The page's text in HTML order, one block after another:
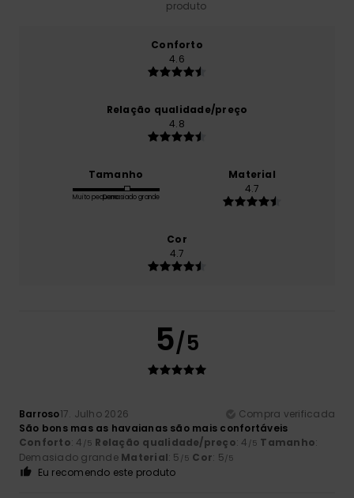
produto
Conforto
4.6
Relação qualidade/preço
4.8
Tamanho
Muito pequenoDemasiado grande
Material
4.7
Cor
4.7
5/5
Barroso17. Julho 2026
Compra verificada
São bons mas as havaianas são mais confortáveis
Conforto: 4 /5 Relação qualidade/preço: 4 /5 Tamanho:
Demasiado grande Material: 5 /5 Cor: 5/5
Eu recomendo este produto